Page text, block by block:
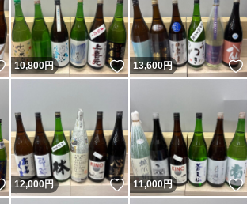
いいね！
10,800円 いいね！
13,600円
いいね！
12,000円 いいね！
11,000円